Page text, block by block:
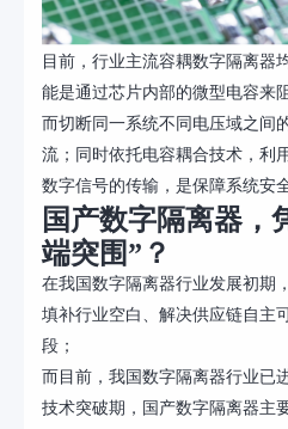
目前，行业主流容耦数字隔离器
能是通过芯片内部的微型电容来
而切断同一系统不同电压域之间
流；同时依托电容耦合技术，利
数字信号的传输，是保障系统安
国产数字隔离器，
端突围”？
在我国数字隔离器行业发展初期
填补行业空白、解决供应链自主
段；
而目前，我国数字隔离器行业已
技术突破期，国产数字隔离器主